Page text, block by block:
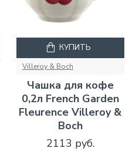
Villeroy & Boch
Чашка для кофе
0,2л French Garden
Fleurence Villeroy &
Boch
2113 руб.
КУПИТЬ